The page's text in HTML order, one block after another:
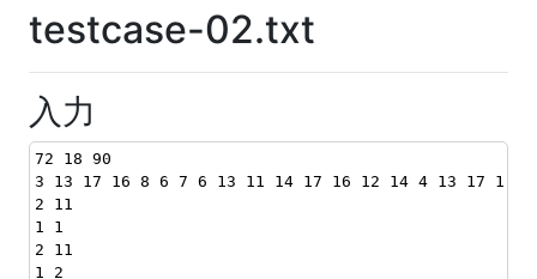
testcase-02.txt
入力
72 18 90
3 13 17 16 8 6 7 6 13 11 14 17 16 12 14 4 13 17 1
2 11
1 1
2 11
1 2